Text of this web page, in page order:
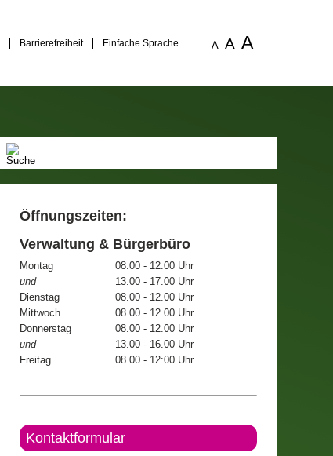
Barrierefreiheit Einfache Sprache A A A
Öffnungszeiten:
Verwaltung & Bürgerbüro
Montag
08.00 - 12.00 Uhr
und
13.00 - 17.00 Uhr
Dienstag
08.00 - 12.00 Uhr
Mittwoch
08.00 - 12.00 Uhr
Donnerstag
08.00 - 12.00 Uhr
und
13.00 - 16.00 Uhr
Freitag
08.00 - 12:00 Uhr
Kontaktformular